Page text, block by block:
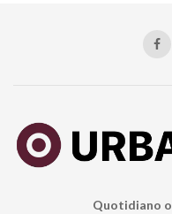
Quotidiano